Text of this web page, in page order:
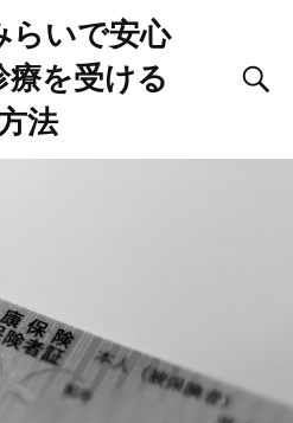
らいで安心
療を受ける
法